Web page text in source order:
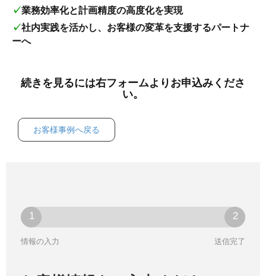
✓業務効率化と計画精度の高度化を実現
✓社内実践を活かし、お客様の変革を支援するパートナ
ーへ
続きを見るには右フォームよりお申込みくださ
い。
お客様事例へ戻る
情報の入力 送信完了